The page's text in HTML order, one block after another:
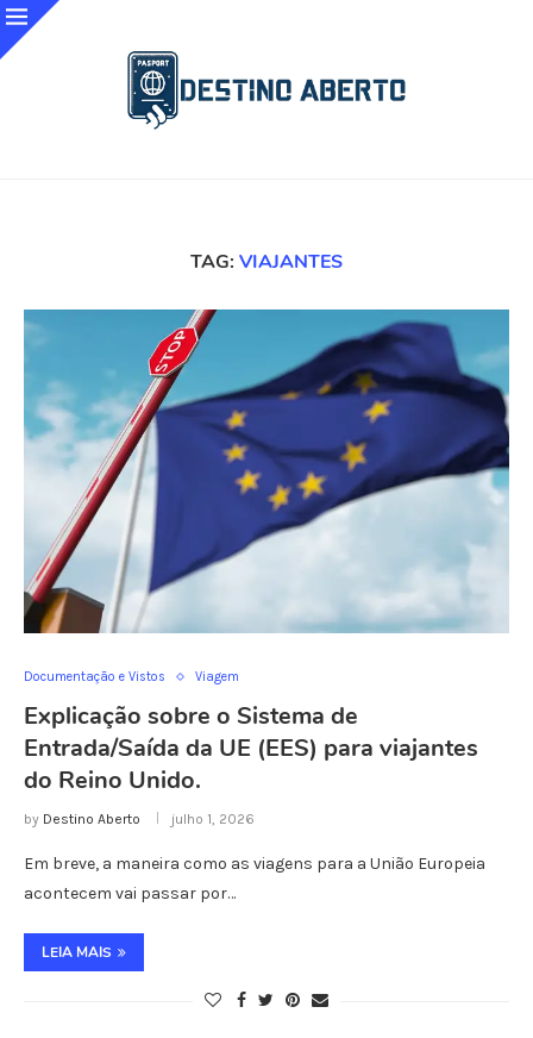
TAG: VIAJANTES
Documentação e Vistos Viagem
Explicação sobre o Sistema de
Entrada/Saída da UE (EES) para viajantes
do Reino Unido.
by Destino Aberto julho 1, 2026
Em breve, a maneira como as viagens para a União Europeia
acontecem vai passar por…
LEIA MAIS